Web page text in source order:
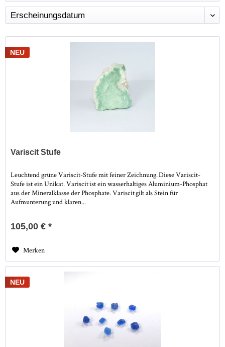
NEU
Variscit Stufe
Leuchtend grüne Variscit-Stufe mit feiner Zeichnung. Diese Variscit-
Stufe ist ein Unikat. Variscit ist ein wasserhaltiges Aluminium-Phosphat
aus der Mineralklasse der Phosphate. Variscit gilt als Stein für
Aufmunterung und klaren...
105,00 € *
Merken
NEU